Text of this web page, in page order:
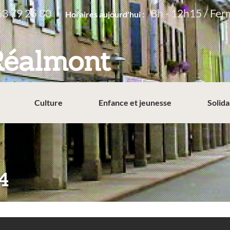
79 25 80 Horaires aujourd'hui : 8h - 12h15 /
Culture Enfance et jeunesse